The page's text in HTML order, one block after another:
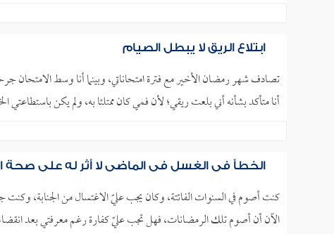
ابتلاع الريق لا يبطل الصيام
تصادف شهر رمضان الأخير مع فترة امتحاناتي، وبينما أنا وسط
أنا متأكد بشأنه أني بلعت ريقي؛ لأن فمي كان ممتلئا به، ولم يكن
الخطأ في الغسل في الماضي لا أثر له على صحة
كنت أصوم في السنوات الفائتة، وكان يجب عليّ الاغتسال من الجنابة،
الآن أن أصوم تلك الرمضانات، فهل تجب عليّ كفارة رغم معرفتي بعد